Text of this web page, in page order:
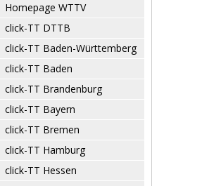
Homepage WTTV
click-TT DTTB
click-TT Baden-Württemberg
click-TT Baden
click-TT Brandenburg
click-TT Bayern
click-TT Bremen
click-TT Hamburg
click-TT Hessen